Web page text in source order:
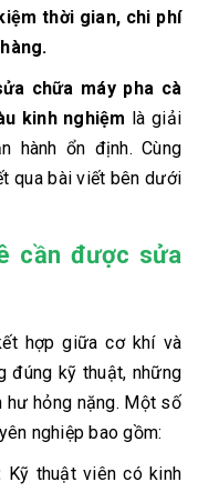
thời gian, chi phí
chữa máy pha cà
kinh nghiệm là giải
hành ổn định. Cùng
qua bài viết bên dưới
cần được sửa
hợp giữa cơ khí và
đúng kỹ thuật, những
hư hỏng nặng. Một số
nghiệp bao gồm:
Kỹ thuật viên có kinh